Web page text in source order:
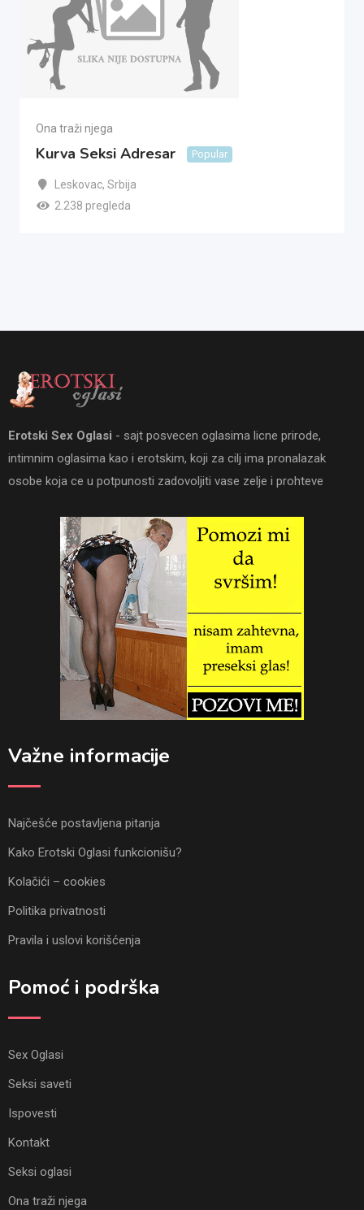
Ona traži njega
Kurva Seksi Adresar Popular
Leskovac, Srbija
2.238 pregleda
Erotski Sex Oglasi - sajt posvecen oglasima licne prirode,
intimnim oglasima kao i erotskim, koji za cilj ima pronalazak
osobe koja ce u potpunosti zadovoljiti vase zelje i prohteve
Važne informacije
Najčešće postavljena pitanja
Kako Erotski Oglasi funkcionišu?
Kolačići – cookies
Politika privatnosti
Pravila i uslovi korišćenja
Pomoć i podrška
Sex Oglasi
Seksi saveti
Ispovesti
Kontakt
Seksi oglasi
Ona traži njega